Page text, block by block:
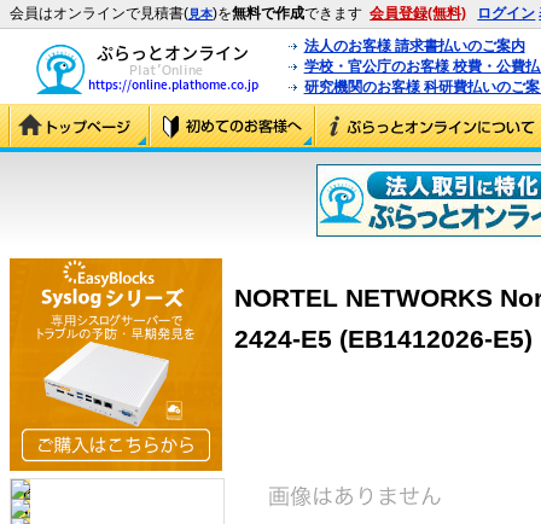
会員はオンラインで見積書(見本)を無料で作成できます 会員登録(無料) ログイン
法人のお客様 請求書払いのご案内
学校・官公庁のお客様 校費・公費
研究機関のお客様 科研費払いのご
NORTEL NETWORKS
2424-E5 (EB1412026-E5)